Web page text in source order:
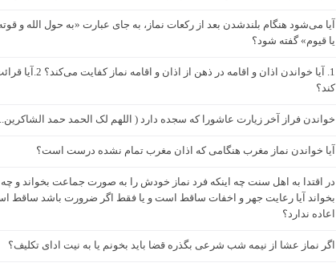
آیا می‌شود هنگام بلندشدن بعد از رکعات نماز، به جای عبارت «به حول الله و
یا قیوم» گفته شود؟
1. آیا خواندن
کند؟
خواندن فراز آخر زیارت عاشورا که سجده دارد ( اللهم لک الحمد حمد
آیا خواندن نماز مغرب هنگامی که اذان مغرب تمام نشده درست است؟
در اقتدا به اهل سنت چه اینکه فرد نماز خودش را به صورت جماعت بخواند و چه
بخواند آیا رعایت جهر و اخفات ساقط است و یا فقط اگر ضرورت باشد
اعاده ندارد؟
اگر نماز عشا از نیمه شب شرعی بگذره قضا باید بخونم یا به نیت ادای تکلیف؟